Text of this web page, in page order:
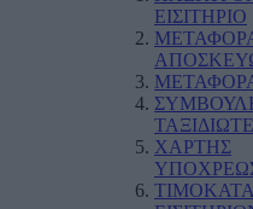
ΕΙΣΙΤΗΡΙΟ
ΧΑΡΤΗΣ